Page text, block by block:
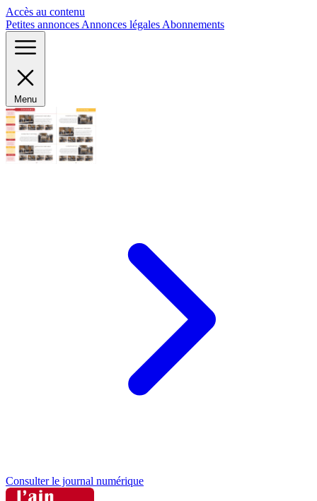
Accès au contenu
Petites annonces Annonces légales Abonnements
Menu
Consulter le journal numérique
Panneau de gestion des cookies